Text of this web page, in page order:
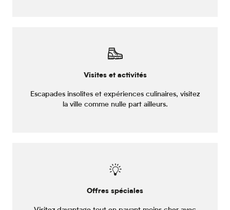
Visites et activités
Escapades insolites et expériences culinaires, visitez
la ville comme nulle part ailleurs.
Offres spéciales